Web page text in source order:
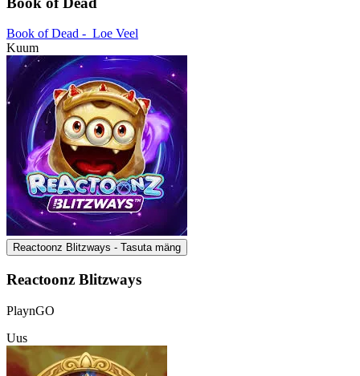
Book of Dead - Loe Veel
Kuum
Reactoonz Blitzways - Tasuta mäng
Reactoonz Blitzways
PlaynGO
Uus